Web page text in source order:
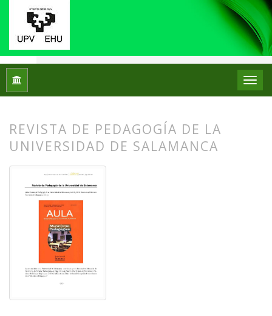
Inicio Reseñas bibliográficas
REVISTA DE PEDAGOGÍA DE LA
UNIVERSIDAD DE SALAMANCA